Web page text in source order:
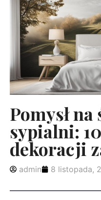
Pomysł na
sypialni:
dekoracji
admin 8 listopada,